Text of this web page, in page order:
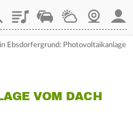
PlaylistStaupilotWetterWebcam
Ebsdorfergrund: Photovoltaikanlage
VOM DACH